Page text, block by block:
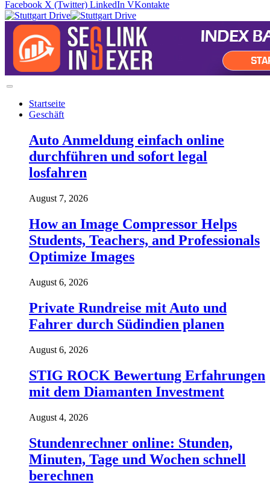
Facebook X (Twitter) LinkedIn VKontakte
Startseite
Geschäft
Auto Anmeldung einfach online
durchführen und sofort legal
losfahren
August 7, 2026
How an Image Compressor Helps
Students, Teachers, and Professionals
Optimize Images
August 6, 2026
Private Rundreise mit Auto und
Fahrer durch Südindien planen
August 6, 2026
STIG ROCK Bewertung Erfahrungen
mit dem Diamanten Investment
August 4, 2026
Stundenrechner online: Stunden,
Minuten, Tage und Wochen schnell
berechnen